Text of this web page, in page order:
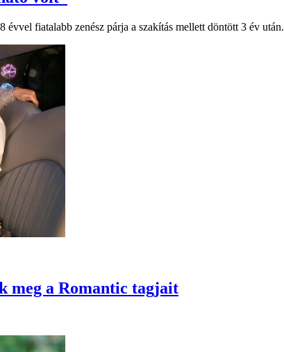
fiatalabb zenész párja a szakítás mellett döntött 3 év után.
meg a Romantic tagjait